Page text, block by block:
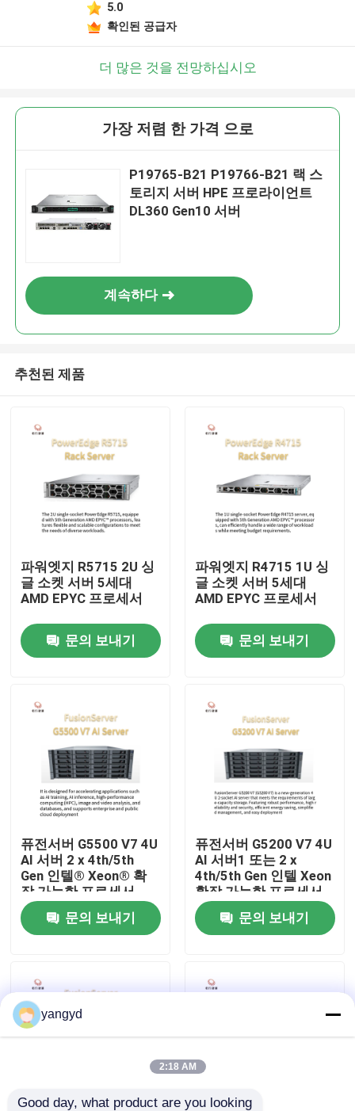
집
제품
우리 에 관한 것
공장 견학
품질 관리
저희와 연락
사건
랙 스토리지 서버
5.0
확인된 공급자
더 많은 것을 전망하십시오
가장 저렴 한 가격 으로
P19765-B21 P19766-B21 랙 스
토리지 서버 HPE 프로라이언트
DL360 Gen10 서버
계속하다
추천된 제품
파워엣지 R5715 2U 싱
글 소켓 서버 5세대
AMD EPYC 프로세서
문의 보내기
파워엣지 R4715 1U 싱
글 소켓 서버 5세대
AMD EPYC 프로세서
문의 보내기
퓨전서버 G5500 V7 4U
AI 서버 2 x 4th/5th
Gen 인텔® Xeon® 확
장 가능한 프로세서
문의 보내기
퓨전서버 G5200 V7 4U
AI 서버1 또는 2 x
4th/5th Gen 인텔 Xeon
확장 가능한 프로세서
문의 보내기
yangyd
2:18 AM
Good day, what product are you looking